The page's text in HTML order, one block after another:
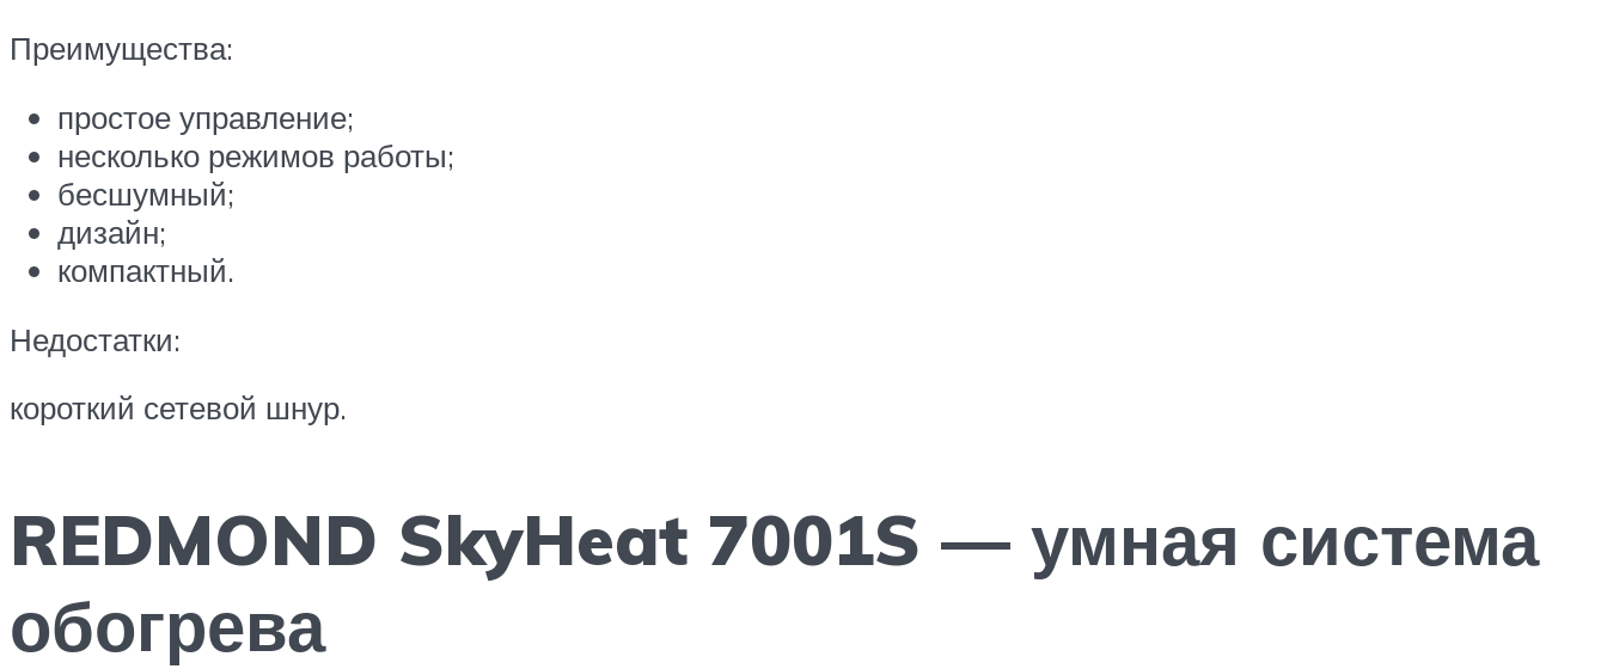
Преимущества:
простое управление;
несколько режимов работы;
бесшумный;
дизайн;
компактный.
Недостатки:
короткий сетевой шнур.
REDMOND SkyHeat 7001S — умная система
обогрева